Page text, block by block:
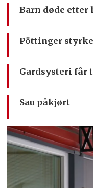
Barn døde etter
Pöttinger
Gardsysteri får
Sau påkjørt